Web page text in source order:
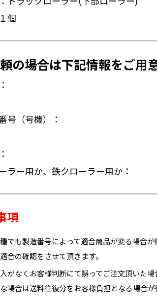
個
の場合は下記情報をご用
号（号機）：
ラー用か、鉄クローラー用か：
項
種でも製造番号によって適合商品が変る場合
合の確認をさせて頂きます。
入がなくお客様判断にて誤ってご注文頂いた
場合は送料往復分をお客様負担となる場合が